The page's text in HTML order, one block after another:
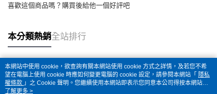
喜歡這個商品嗎？購買後給他一個好評吧
本分類熱銷全站排行
熱門標籤
本網站中使用 cookie，欲查詢有關本網站使用 cookie 方式之詳情，及若您不希
望在電腦上使用 cookie 時應如何變更電腦的 cookie 設定，請參閱本網站「 隱私
權條款 」之 Cookie 聲明。您繼續使用本網站即表示您同意本公司得按本網站使
用條款之 Cookie 聲明使用 cookie。
了解更多 >